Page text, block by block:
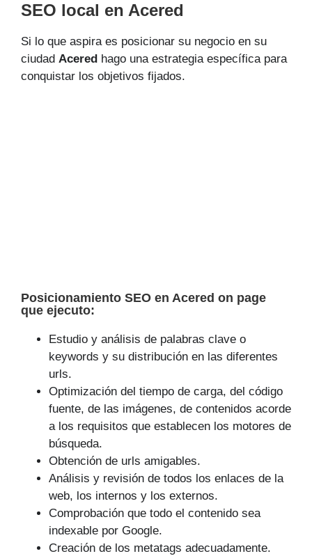
SEO local en Acered
Si lo que aspira es posicionar su negocio en su
ciudad Acered hago una estrategia específica para
conquistar los objetivos fijados.
Posicionamiento SEO en Acered on page
que ejecuto:
Estudio y análisis de palabras clave o
keywords y su distribución en las diferentes
urls.
Optimización del tiempo de carga, del código
fuente, de las imágenes, de contenidos acorde
a los requisitos que establecen los motores de
búsqueda.
Obtención de urls amigables.
Análisis y revisión de todos los enlaces de la
web, los internos y los externos.
Comprobación que todo el contenido sea
indexable por Google.
Creación de los metatags adecuadamente.